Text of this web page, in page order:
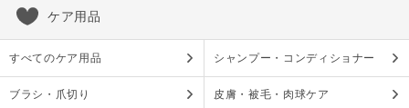
ケア用品
すべてのケア用品 シャンプー・コンディショナー
ブラシ・爪切り 皮膚・被毛・肉球ケア